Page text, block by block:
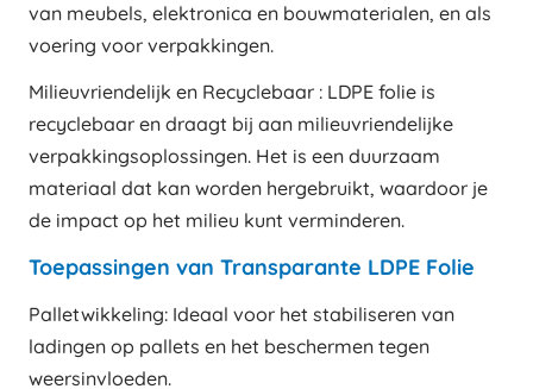
van meubels, elektronica en bouwmaterialen, en als
voering voor verpakkingen.
Milieuvriendelijk en Recyclebaar : LDPE folie is
recyclebaar en draagt bij aan milieuvriendelijke
verpakkingsoplossingen. Het is een duurzaam
materiaal dat kan worden hergebruikt, waardoor je
de impact op het milieu kunt verminderen.
Toepassingen van Transparante LDPE Folie
Palletwikkeling: Ideaal voor het stabiliseren van
ladingen op pallets en het beschermen tegen
weersinvloeden.